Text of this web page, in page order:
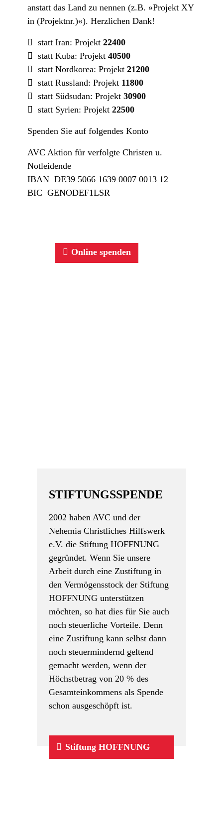
anstatt das Land zu nennen (z.B. »Projekt XY
in (Projektnr.)«). Herzlichen Dank!
statt Iran: Projekt 22400
statt Kuba: Projekt 40500
statt Nordkorea: Projekt 21200
statt Russland: Projekt 11800
statt Südsudan: Projekt 30900
statt Syrien: Projekt 22500
Spenden Sie auf folgendes Konto
AVC Aktion für verfolgte Christen u.
Notleidende
IBAN DE39 5066 1639 0007 0013 12
BIC GENODEF1LSR
Online spenden
STIFTUNGSSPENDE
2002 haben AVC und der
Nehemia Christliches Hilfswerk
e.V. die Stiftung HOFFNUNG
gegründet. Wenn Sie unsere
Arbeit durch eine Zustiftung in
den Vermögensstock der Stiftung
HOFFNUNG unterstützen
möchten, so hat dies für Sie auch
noch steuerliche Vorteile. Denn
eine Zustiftung kann selbst dann
noch steuermindernd geltend
gemacht werden, wenn der
Höchstbetrag von 20 % des
Gesamteinkommens als Spende
schon ausgeschöpft ist.
Stiftung HOFFNUNG